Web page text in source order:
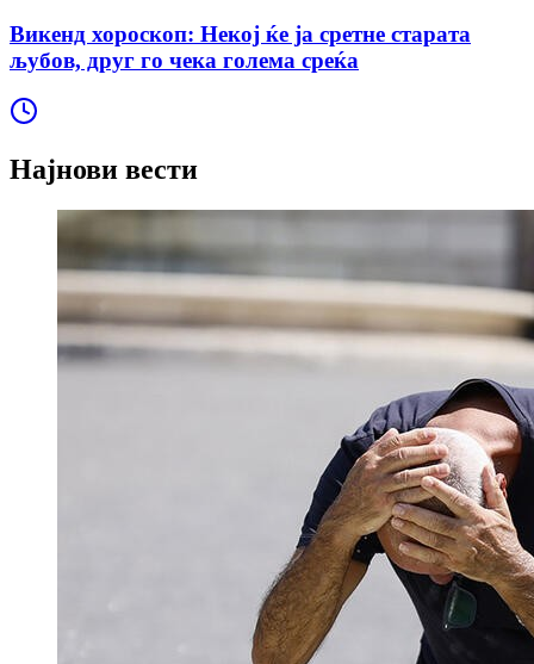
Викенд хороскоп: Некој ќе ја сретне старата
љубов, друг го чека голема среќа
Најнови вести